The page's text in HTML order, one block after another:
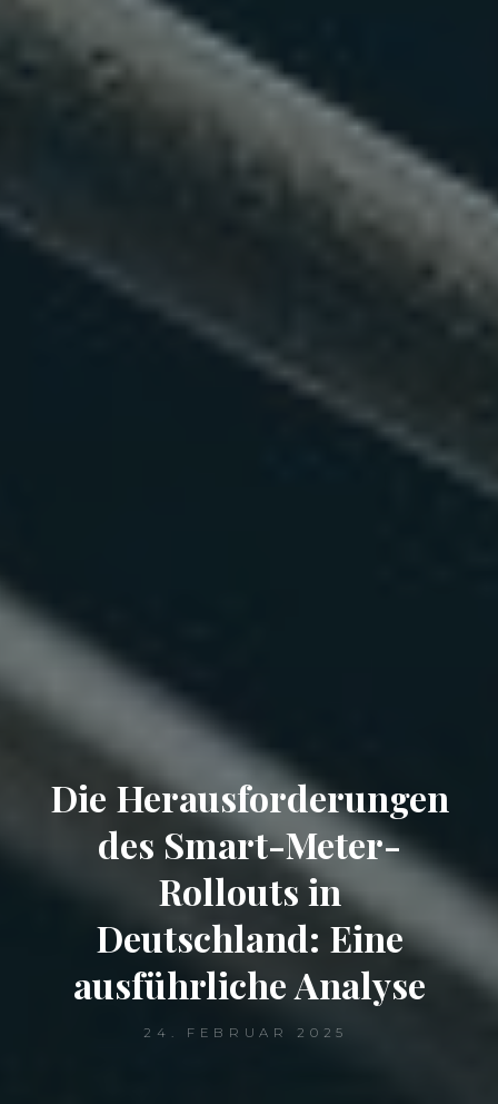
Die Herausforderungen
des Smart-Meter-
Rollouts in
Deutschland: Eine
ausführliche Analyse
24. FEBRUAR 2025